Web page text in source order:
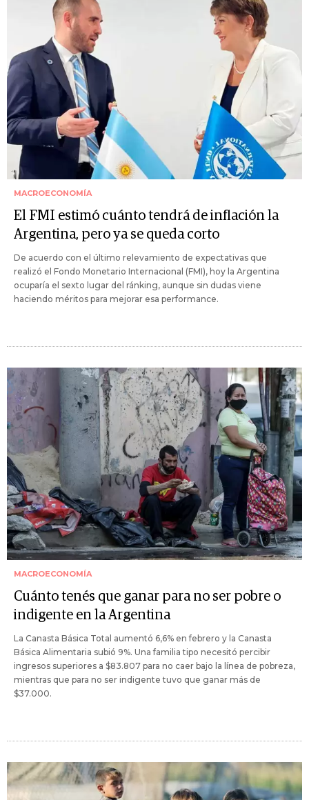
MACROECONOMÍA
El FMI estimó cuánto tendrá de inflación la
Argentina, pero ya se queda corto
De acuerdo con el último relevamiento de expectativas que
realizó el Fondo Monetario Internacional (FMI), hoy la Argentina
ocuparía el sexto lugar del ránking, aunque sin dudas viene
haciendo méritos para mejorar esa performance.
MACROECONOMÍA
Cuánto tenés que ganar para no ser pobre o
indigente en la Argentina
La Canasta Básica Total aumentó 6,6% en febrero y la Canasta
Básica Alimentaria subió 9%. Una familia tipo necesitó percibir
ingresos superiores a $83.807 para no caer bajo la línea de pobreza,
mientras que para no ser indigente tuvo que ganar más de
$37.000.